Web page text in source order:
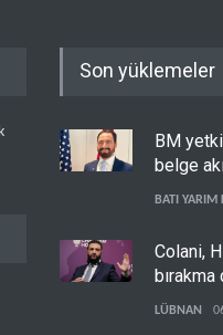
Son yüklemeler
BM
belge
BATI YARIM
Colani,
arıyor
LÜBNAN